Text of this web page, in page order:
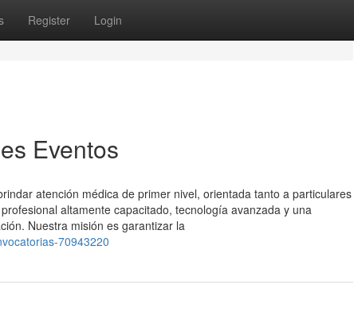
Register Login
Eventos
atención médica de primer nivel, orientada tanto a particulares
altamente capacitado, tecnología avanzada y una
Nuestra misión es garantizar la
70943220